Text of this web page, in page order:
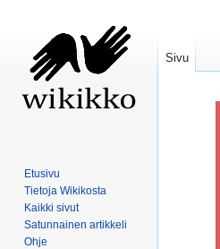
Sivu
Etusivu
Tietoja Wikikosta
Kaikki sivut
Satunnainen artikkeli
Ohje